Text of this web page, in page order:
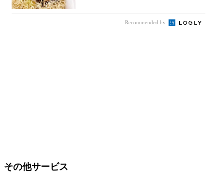
Recommended by
その他サービス